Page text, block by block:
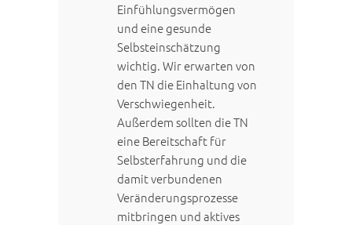
Einfühlungsvermögen
und eine gesunde
Selbsteinschätzung
wichtig.Wir erwarten von
den TN die Einhaltung von
Verschwiegenheit.
Außerdem sollten die TN
eine Bereitschaft für
Selbsterfahrung und die
damit verbundenen
Veränderungsprozesse
mitbringen und aktives